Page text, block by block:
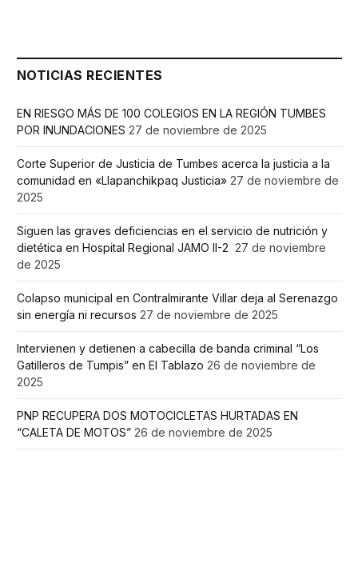
NOTICIAS RECIENTES
EN RIESGO MÁS DE 100 COLEGIOS EN LA REGIÓN TUMBES
POR INUNDACIONES 27 de noviembre de 2025
Corte Superior de Justicia de Tumbes acerca la justicia a la
comunidad en «Llapanchikpaq Justicia» 27 de noviembre de
2025
Siguen las graves deficiencias en el servicio de nutrición y
dietética en Hospital Regional JAMO II-2 27 de noviembre
de 2025
Colapso municipal en Contralmirante Villar deja al Serenazgo
sin energía ni recursos 27 de noviembre de 2025
Intervienen y detienen a cabecilla de banda criminal “Los
Gatilleros de Tumpis” en El Tablazo 26 de noviembre de
2025
PNP RECUPERA DOS MOTOCICLETAS HURTADAS EN
“CALETA DE MOTOS” 26 de noviembre de 2025